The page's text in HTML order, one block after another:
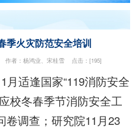
季火灾防范安全培训
作者：杨鸿业、宋桂雪 点击：[195]
适逢国家“119消防安全
校冬春季节消防安全工
卷调查；研究院11月23